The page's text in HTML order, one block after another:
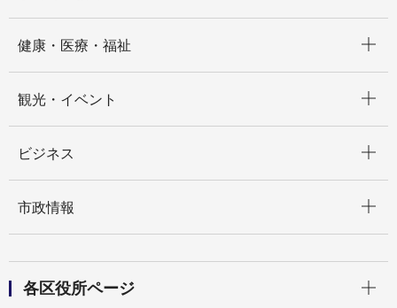
健康・医療・福祉
観光・イベント
ビジネス
市政情報
各区役所ページ